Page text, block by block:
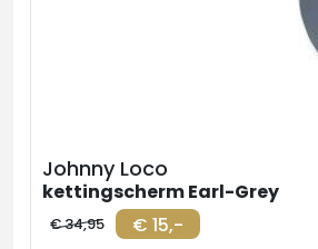
Johnny Loco
kettingscherm Earl-Grey
€ 15,-
€ 34,95